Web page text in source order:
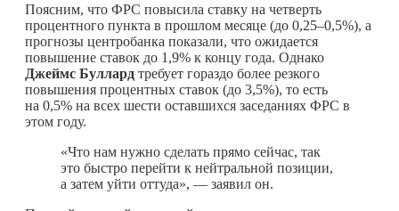
Поясним, что ФРС повысила ставку на четверть
процентного пункта в прошлом месяце (до 0,25–0,5%), а
прогнозы центробанка показали, что ожидается
повышение ставок до 1,9% к концу года. Однако
Джеймс Буллард требует гораздо более резкого
повышения процентных ставок (до 3,5%), то есть
на 0,5% на всех шести оставшихся заседаниях ФРС в
этом году.
«Что нам нужно сделать прямо сейчас, так
это быстро перейти к нейтральной позиции,
а затем уйти оттуда», — заявил он.